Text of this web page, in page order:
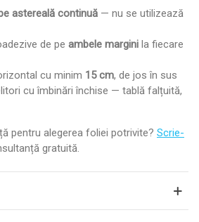
astereală continuă — nu se utilizează
de pe ambele margini la fiecare
cu minim 15 cm, de jos în sus
cu îmbinări închise — tablă falțuită,
pentru alegerea foliei potrivite? Scrie-
gratuită.